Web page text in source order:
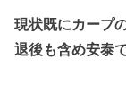
現状既にカープ
退後も含め安泰